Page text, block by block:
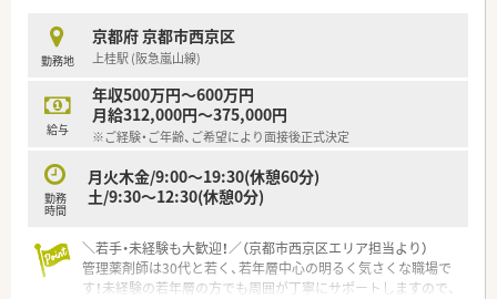
【こんな方にオススメ】
■年間休日数が120日以上用意されているため、ワークライフバ
ランスを重視して働きたい方に最適です
■他地域への強制的な転勤が発生しない環境であるため、住み慣
れた土地で腰を据えて働きたい方に薦めます
■皮膚科に特化した応需内容となっているため、特定の専門性を
じっくりと極めたい方にぴったりの職場です
【やりがい/おすすめポイント】
■年に3回も賞与が支給される仕組みが整っており、日頃の頑張
■新しく綺麗な店舗で気持ちよく働けるだけでなく、スタッフ同
士の仲が良く笑顔が絶えない職場環境です
■多くの処方箋を迅速かつ正確に捌くことで、地域の患者様の健
勤務地
京都府 京都市西京区
上桂駅 (阪急嵐山線)
給与
年収500万円～600万円
月給312,000円～375,000円
※ご経験・ご年齢、ご希望により面接後正式決定
勤務
時間
月火木金/9:00～19:30(休憩60分)
土/9:30～12:30(休憩0分)
＼若手・未経験も大歓迎！／（京都市西京区エリア担当より）
管理薬剤師は30代と若く、若年層中心の明るく気さくな職場で
す！未経験の若年層の方でも周囲が丁寧にサポートしますので、